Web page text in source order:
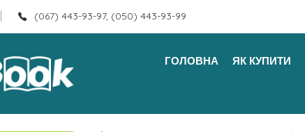
(067) 443-93-97, (050) 443-93-99
ГОЛОВНА ЯК КУПИТИ